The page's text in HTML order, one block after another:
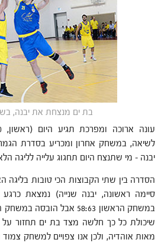
בת ים מנצחת את יבנה,
לשיאה, במשחק אחרון ומכריע בסדרת
יבנה – מי שתנצח היום תחגוג עלייה לליגה
הסדרה בין שתי הקבוצות הכי טובות בליגה
סיימה ראשונה, יבנה שנייה) נמצאת כרגע
שיכולת כל כך חלשה מצד בת ים תחזור
מאות אוהדיה, ולכן אנו צפויים למשחק